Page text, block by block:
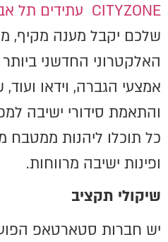
CITYZONE עתידים תל אביב
שלכם יקבל מענה מקיף,
האלקטרוני החדשני
אמצעי הגברה, וידאו
והתאמת סידורי ישיבה
כל תוכלו ליהנות ממטבח
ופינות ישיבה מרווחות.
שיקולי תקציב
יש חברות סטארטאפ